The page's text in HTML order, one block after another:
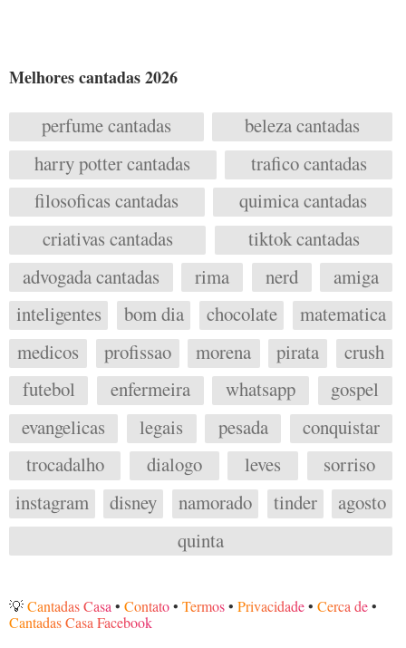
Melhores cantadas 2026
perfume cantadas
beleza cantadas
harry potter cantadas
trafico cantadas
filosoficas cantadas
quimica cantadas
criativas cantadas
tiktok cantadas
advogada cantadas
rima nerd
amiga
inteligentes
bom dia chocolate
matematica
medicos
profissao morena pirata
crush
futebol
enfermeira whatsapp
gospel
evangelicas
legais pesada
conquistar
trocadalho
dialogo leves
sorriso
instagram
disney namorado tinder
agosto
quinta
💡Cantadas Casa • Contato• Termos• Privacidade• Cerca de•
Cantadas Casa Facebook